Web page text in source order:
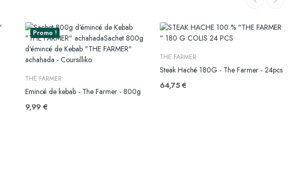
Promo !
THE FARMER
Emincé de kebab - The Farmer - 800g
9,99 €
THE FARMER
Steak Haché 180G - The Farmer - 24pcs
64,75 €